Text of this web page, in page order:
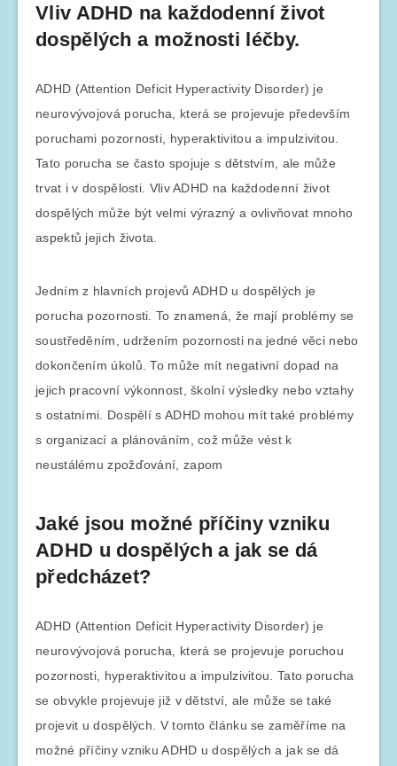
Vliv ADHD na každodenní život
dospělých a možnosti léčby.
ADHD (Attention Deficit Hyperactivity Disorder) je
neurovývojová porucha, která se projevuje především
poruchami pozornosti, hyperaktivitou a impulzivitou.
Tato porucha se často spojuje s dětstvím, ale může
trvat i v dospělosti. Vliv ADHD na každodenní život
dospělých může být velmi výrazný a ovlivňovat mnoho
aspektů jejich života.
Jedním z hlavních projevů ADHD u dospělých je
porucha pozornosti. To znamená, že mají problémy se
soustředěním, udržením pozornosti na jedné věci nebo
dokončením úkolů. To může mít negativní dopad na
jejich pracovní výkonnost, školní výsledky nebo vztahy
s ostatními. Dospělí s ADHD mohou mít také problémy
s organizací a plánováním, což může vést k
neustálému zpožďování, zapom
Jaké jsou možné příčiny vzniku
ADHD u dospělých a jak se dá
předcházet?
ADHD (Attention Deficit Hyperactivity Disorder) je
neurovývojová porucha, která se projevuje poruchou
pozornosti, hyperaktivitou a impulzivitou. Tato porucha
se obvykle projevuje již v dětství, ale může se také
projevit u dospělých. V tomto článku se zaměříme na
možné příčiny vzniku ADHD u dospělých a jak se dá